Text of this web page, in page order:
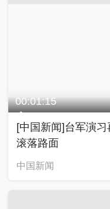
00:01:15
[中国新闻]台军演
滚落路面
中国新闻